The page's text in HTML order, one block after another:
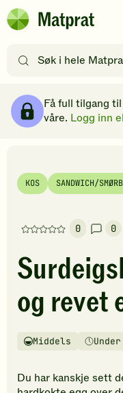
Hopp til hovedinnhold
Matprat
etter
filtre
Få full tilgang
våre. Logg inn
KOS SANDWICH/
0
Denne
har
foreløpig
ingen
vurderinger.
den
til
å
0
og revet
Vanskelighetsgrad
Middels
Tilberedningstid
Du har kanskje sett